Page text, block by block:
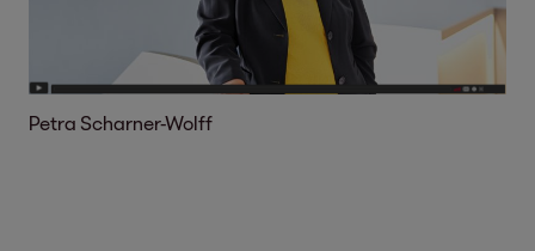
Petra Scharner-Wolff